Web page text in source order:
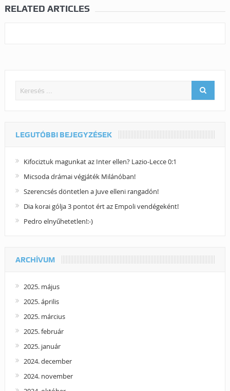
RELATED ARTICLES
LEGUTÓBBI BEJEGYZÉSEK
Kifociztuk magunkat az Inter ellen? Lazio-Lecce 0:1
Micsoda drámai végjáték Milánóban!
Szerencsés döntetlen a Juve elleni rangadón!
Dia korai gólja 3 pontot ért az Empoli vendégeként!
Pedro elnyűhetetlen!:-)
ARCHÍVUM
2025. május
2025. április
2025. március
2025. február
2025. január
2024. december
2024. november